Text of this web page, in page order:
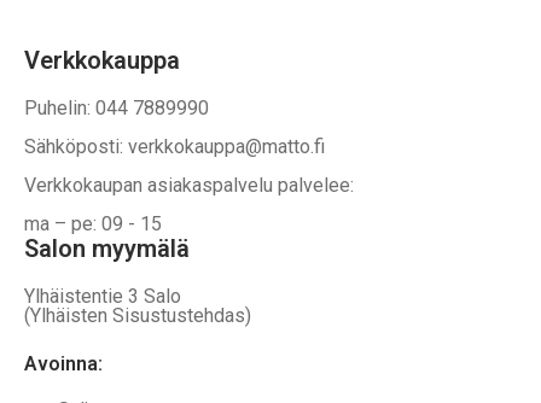
Verkkokauppa
Puhelin: 044 7889990
Sähköposti: verkkokauppa@matto.fi
Verkkokaupan asiakaspalvelu palvelee:
ma – pe: 09 - 15
Salon myymälä
Ylhäistentie 3 Salo
(Ylhäisten Sisustustehdas)
Avoinna: